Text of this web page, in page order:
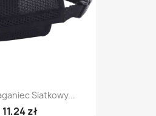
Siatkowy...
11,24 zł